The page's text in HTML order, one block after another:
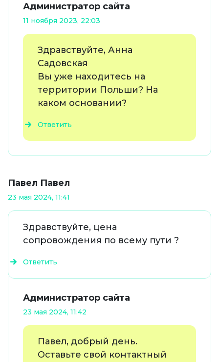
Администратор сайта
11 ноября 2023, 22:03
Здравствуйте, Анна
Садовская
Вы уже находитесь на
территории Польши? На
каком основании?
Ответить
Павел Павел
23 мая 2024, 11:41
Здравствуйте, цена
сопровождения по всему пути ?
Ответить
Администратор сайта
23 мая 2024, 11:42
Павел, добрый день.
Оставьте свой контактный